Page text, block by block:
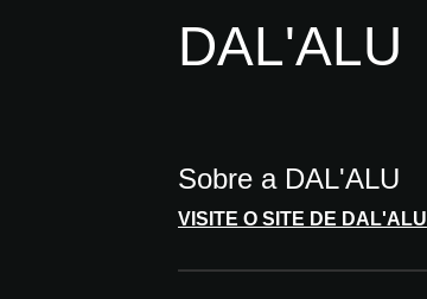
DAL'ALU
Sobre a DAL'ALU
VISITE O SITE DE DAL'ALU